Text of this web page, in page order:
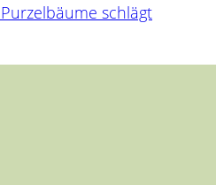
schlägt